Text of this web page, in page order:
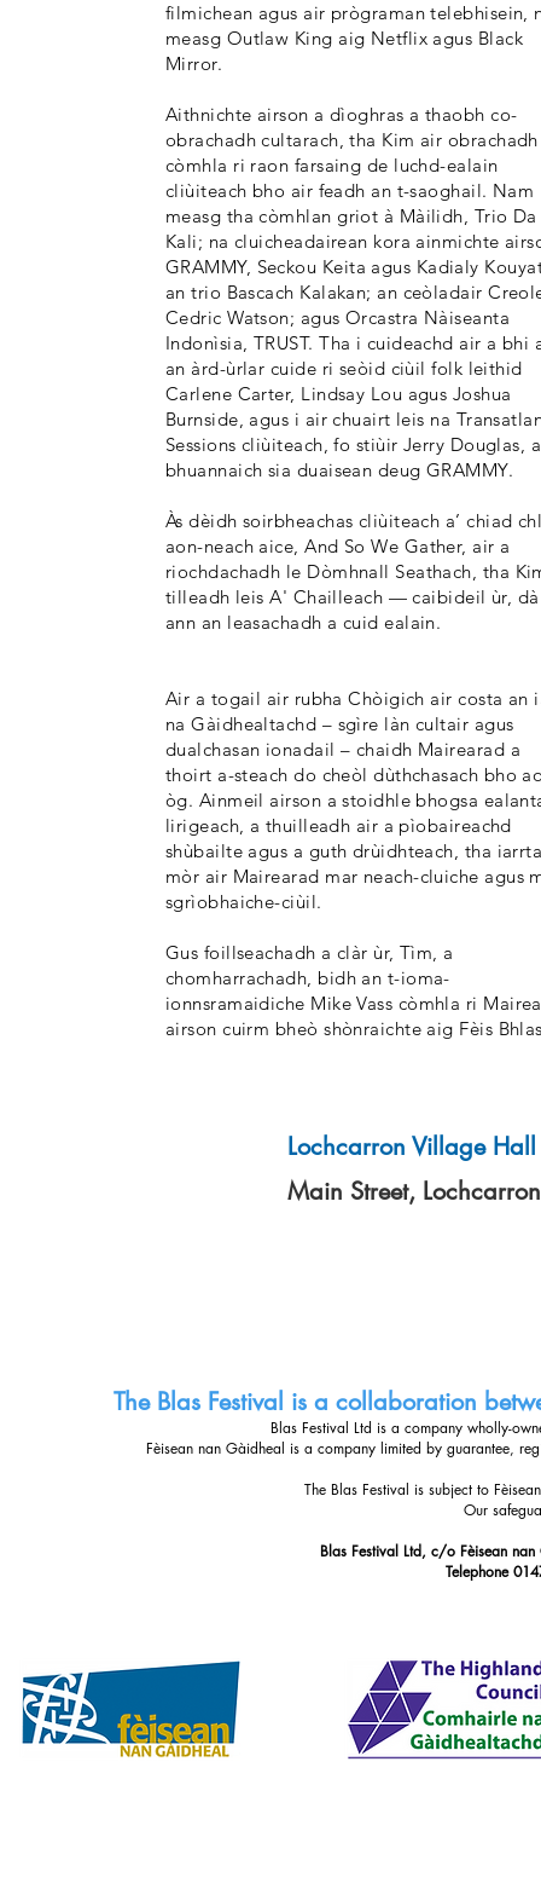
filmichean agus air prògraman telebhisein,
measg Outlaw King aig Netflix agus Black
Mirror.
Aithnichte airson a dìoghras a thaobh co-
obrachadh cultarach, tha Kim air obrachadh
còmhla ri raon farsaing de luchd-ealain
cliùiteach bho air feadh an t-saoghail. Nam
measg tha còmhlan griot à Màilidh, Trio Da
Kali; na cluicheadairean kora ainmichte
GRAMMY, Seckou Keita agus Kadialy
an trio Bascach Kalakan; an ceòladair
Cedric Watson; agus Orcastra Nàiseanta
Indonìsia, TRUST. Tha i cuideachd air a bhi
an àrd-ùrlar cuide ri seòid ciùil folk leithid
Carlene Carter, Lindsay Lou agus Joshua
Burnside, agus i air chuairt leis na
Sessions cliùiteach, fo stiùir Jerry Douglas, a
bhuannaich sia duaisean deug GRAMMY.
Às dèidh soirbheachas cliùiteach a’ chiad
aon-neach aice, And So We Gather, air a
riochdachadh le Dòmhnall Seathach, tha
tilleadh leis A' Chailleach — caibideil ùr,
ann an leasachadh a cuid ealain.
Air a togail air rubha Chòigich air costa an
na Gàidhealtachd – sgìre làn cultair agus
dualchasan ionadail – chaidh Mairearad a
thoirt a-steach do cheòl dùthchasach bho
òg. Ainmeil airson a stoidhle bhogsa
lirigeach, a thuilleadh air a pìobaireachd
shùbailte agus a guth drùidhteach, tha
mòr air Mairearad mar neach-cluiche agus
sgrìobhaiche-ciùil.
Gus foillseachadh a clàr ùr, Tìm, a
chomharrachadh, bidh an t-ioma-
ionnsramaidiche Mike Vass còmhla ri
airson cuirm bheò shònraichte aig Fèis
Lochcarron Village Hall
Main Street,
The Blas Festival is a collaboration
Blas Festival Ltd is a company wholly-
Fèisean nan Gàidheal is a company limited by guarantee,
The Blas Festival is subject to
Our
Blas Festival Ltd, c/o Fèisean
Telephone